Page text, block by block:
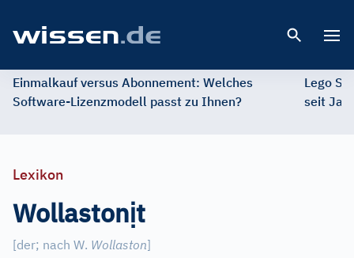
Einmalkauf versus Abonnement: Welches
Software-Lizenzmodell passt zu Ihnen?
Lego
seit
Lexikon
Wollastonịt
[der; nach W. Wollaston]